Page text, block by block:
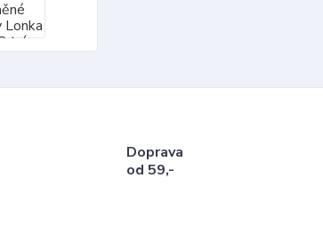
Doprava
od 59,-